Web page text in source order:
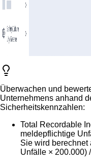
Überwachen und
Unternehmens anhand
Sicherheitskennzahlen:
Total Recordable
meldepflichtige
Sie wird berechnet
Unfälle × 200.000)